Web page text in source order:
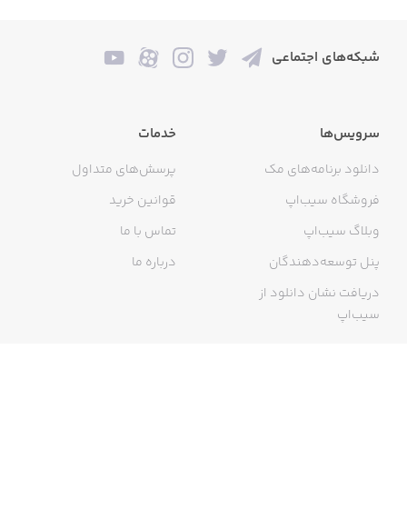
when prompted.
---
Got ideas? Questions?
Please send us your feedback through our site or to
شبکه‌های اجتماعی
سرویس‌ها
دانلود برنامه‌های مک
فروشگاه سیب‌اپ
وبلاگ سیب‌اپ
پنل توسعه‌دهندگان
دریافت نشان دانلود از
سیب‌اپ
خدمات
پرسش‌های متداول
قوانین خرید
تماس با ما
درباره ما